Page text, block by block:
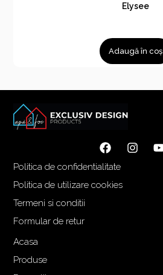
Elysee
Adaugă în coș
Politica de confidentialitate
Politica de utilizare cookies
Termeni si conditii
Formular de retur
Acasa
Produse